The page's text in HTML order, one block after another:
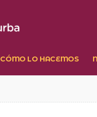
CÓMO LO HACEMOS